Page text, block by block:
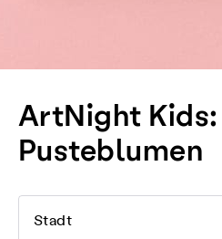
ArtNight Kids:
Pusteblumen
Stadt